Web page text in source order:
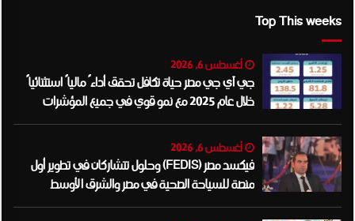
Top This weeks
أغسطس 6, 2026
جي آي جي مصر حياة تكافل تحقق أداءً مالياً استثنائياً
خلال عام 2025 مع نمو قوي في جميع المؤشرات
المالية الرئيسية
أغسطس 6, 2026
فيكسد مصر (FEDIS) وحلول تتشاركان في تطوير أول
منصة للسياحة الصحية في مصر والشرق الأوسط
وأفريقيا..